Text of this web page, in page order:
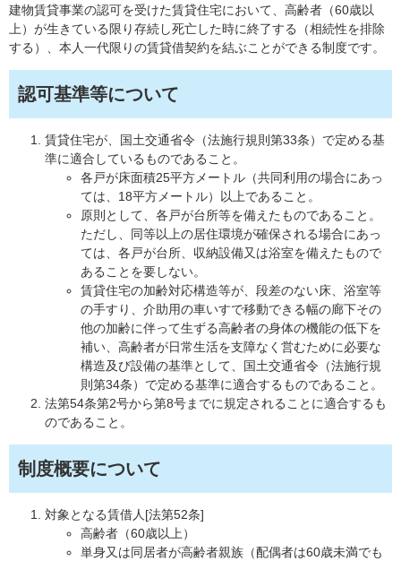
建物賃貸事業の認可を受けた賃貸住宅において、高齢者（60歳以
上）が生きている限り存続し死亡した時に終了する（相続性を排除
する）、本人一代限りの賃貸借契約を結ぶことができる制度です。
認可基準等について
賃貸住宅が、国土交通省令（法施行規則第33条）で定める基
準に適合しているものであること。
各戸が床面積25平方メートル（共同利用の場合にあっ
ては、18平方メートル）以上であること。
原則として、各戸が台所等を備えたものであること。
ただし、同等以上の居住環境が確保される場合にあっ
ては、各戸が台所、収納設備又は浴室を備えたもので
あることを要しない。
賃貸住宅の加齢対応構造等が、段差のない床、浴室等
の手すり、介助用の車いすで移動できる幅の廊下その
他の加齢に伴って生ずる高齢者の身体の機能の低下を
補い、高齢者が日常生活を支障なく営むために必要な
構造及び設備の基準として、国土交通省令（法施行規
則第34条）で定める基準に適合するものであること。
法第54条第2号から第8号までに規定されることに適合するも
のであること。
制度概要について
対象となる賃借人[法第52条]
高齢者（60歳以上）
単身又は同居者が高齢者親族（配偶者は60歳未満でも